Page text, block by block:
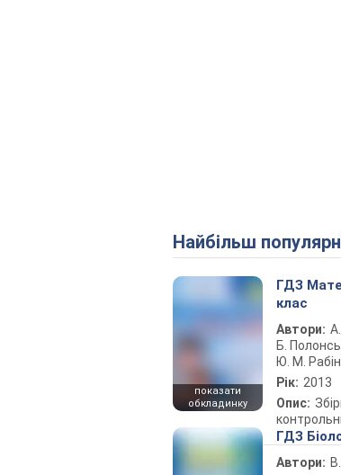
Найбільш
показати
обкладинку
ГДЗ
клас
Автори:
Б.
Ю. М.
Рік: 2013
Опис:
ГДЗ
Автори: